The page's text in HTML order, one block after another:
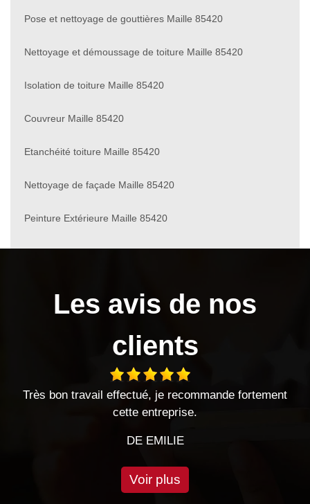
Pose et nettoyage de gouttières Maille 85420
Nettoyage et démoussage de toiture Maille 85420
Isolation de toiture Maille 85420
Couvreur Maille 85420
Etanchéité toiture Maille 85420
Nettoyage de façade Maille 85420
Peinture Extérieure Maille 85420
Les avis de nos
clients
je recommande fortement
entreprise sérieuse
Voir plus